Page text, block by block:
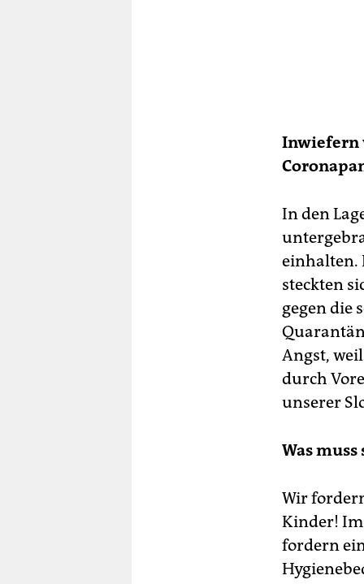
Inwiefern
In den
einhalten.
steckten
gegen die
Angst,
durch
unserer
Was muss
Wir
Kinder! Im
fordern